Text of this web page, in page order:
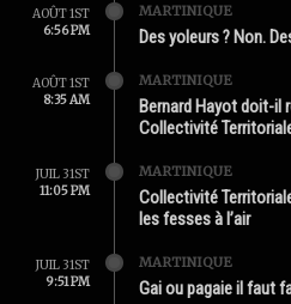
AOÛT 1ST
6:56 PM
MARTINIQUE
Des yoleurs ? Non.
AOÛT 1ST
8:35 AM
MARTINIQUE
Bernard Hayot doit-il
Collectivité
JUIL 31ST
11:05 PM
MARTINIQUE
Collectivité
les fesses à l’air
JUIL 31ST
9:51 PM
MARTINIQUE
Gai ou pagaie il faut